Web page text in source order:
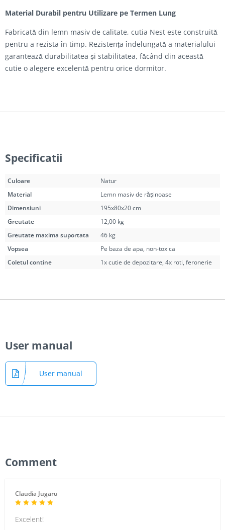
Material Durabil pentru Utilizare pe Termen Lung
Fabricată din lemn masiv de calitate, cutia Nest este construită
pentru a rezista în timp. Rezistența îndelungată a materialului
garantează durabilitatea și stabilitatea, făcând din această
cutie o alegere excelentă pentru orice dormitor.
Specificatii
Culoare
Natur
Material
Lemn masiv de răşinoase
Dimensiuni
195x80x20 cm
Greutate
12,00 kg
Greutate maxima suportata
46 kg
Vopsea
Pe baza de apa, non-toxica
Coletul contine
1x cutie de depozitare, 4x roti, feronerie
User manual
User manual
Comment
Claudia Jugaru
Excelent!